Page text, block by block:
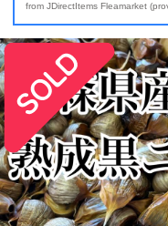
from JDirectItems Fleamarket